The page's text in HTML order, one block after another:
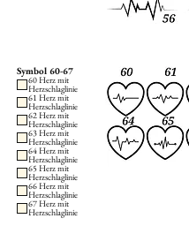
Symbol 60-67
60 Herz mit
Herzschlaglinie
61 Herz mit
Herzschlaglinie
62 Herz mit
Herzschlaglinie
63 Herz mit
Herzschlaglinie
64 Herz mit
Herzschlaglinie
65 Herz mit
Herzschlaglinie
66 Herz mit
Herzschlaglinie
67 Herz mit
Herzschlaglinie